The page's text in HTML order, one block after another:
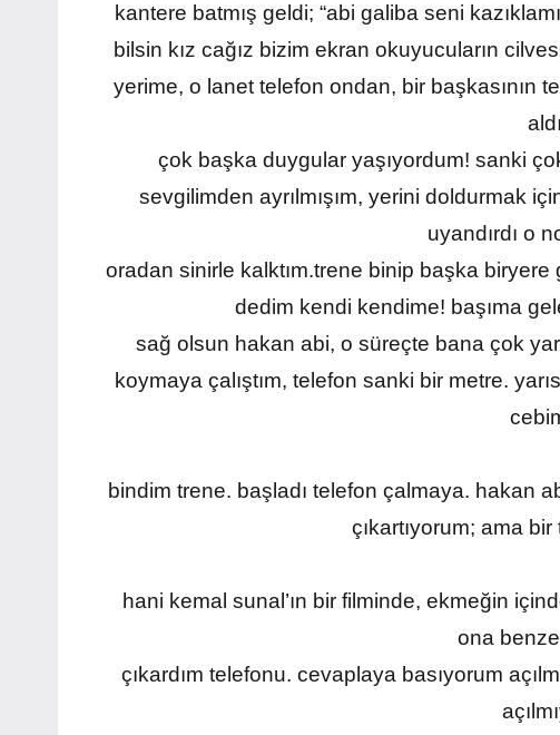
kantere batmış geldi; “abi galiba seni
bilsin kız cağız bizim ekran okuyucuların
yerime, o lanet telefon ondan, bir başkasının
çok başka duygular yaşıyordum! sanki
sevgilimden ayrılmışım, yerini doldurmak
uyandırdı o
oradan sinirle kalktım.trene binip başka
dedim kendi kendime! başıma
sağ olsun hakan abi, o süreçte bana çok
koymaya çalıştım, telefon sanki bir metre.
bindim trene. başladı telefon çalmaya. hakan
çıkartıyorum; ama
hani kemal sunal’ın bir filminde, ekmeğin
ona
çıkardım telefonu. cevaplaya basıyorum